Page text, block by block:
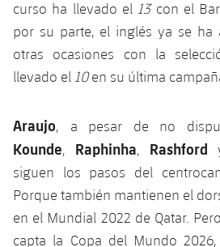
curso ha llevado el 13 con el
por su parte, el inglés ya se ha
otras ocasiones con la
llevado el 10en su última
Araujo, a pesar de no
Kounde, Raphinha, Rashford
siguen los pasos del
Porque también mantienen el
en el Mundial 2022 de Qatar.
capta la Copa del Mundo